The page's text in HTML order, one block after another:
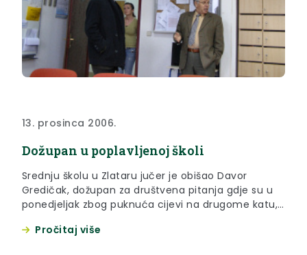
13. prosinca 2006.
Dožupan u poplavljenoj školi
Srednju školu u Zlataru jučer je obišao Davor
Gredičak, dožupan za društvena pitanja gdje su u
ponedjeljak zbog puknuća cijevi na drugome katu,
drugoga kata. Ravnatelj škole Stjepan Škof pokazao
Pročitaj više